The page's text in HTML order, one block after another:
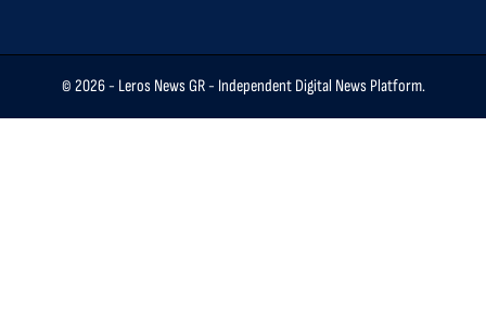
© 2026 - Leros News GR- Independent Digital News Platform.